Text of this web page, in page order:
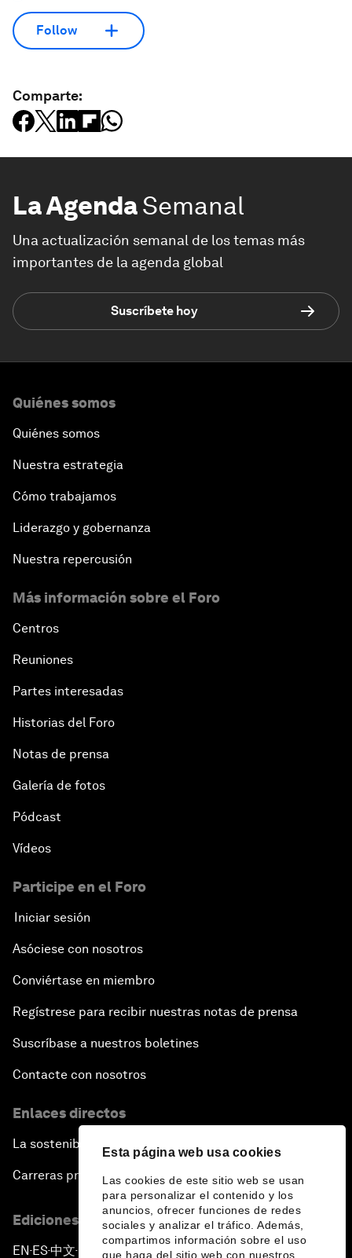
Esta página web usa cookies
Las cookies de este sitio web se usan
para personalizar el contenido y los
anuncios, ofrecer funciones de redes
sociales y analizar el tráfico. Además,
compartimos información sobre el uso
que haga del sitio web con nuestros
Follow
Comparte:
La AgendaSemanal
Una actualización semanal de los temas más
importantes de la agenda global
Suscríbete hoy
Quiénes somos
Quiénes somos
Nuestra estrategia
Cómo trabajamos
Liderazgo y gobernanza
Nuestra repercusión
Más información sobre el Foro
Centros
Reuniones
Partes interesadas
Historias del Foro
Notas de prensa
Galería de fotos
Pódcast
Vídeos
Participe en el Foro
Iniciar sesión
Asóciese con nosotros
Conviértase en miembro
Regístrese para recibir nuestras notas de prensa
Suscríbase a nuestros boletines
Contacte con nosotros
Enlaces directos
La sostenibilidad en el Foro
Carreras profesionales
Ediciones en otros idiomas
EN ▪ES▪中文▪ 日本語